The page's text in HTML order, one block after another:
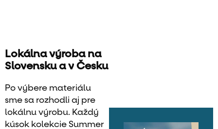
Lokálna výroba na
Slovensku a v Česku
Po výbere materiálu
sme sa rozhodli aj pre
lokálnu výrobu. Každý
kúsok kolekcie Summer